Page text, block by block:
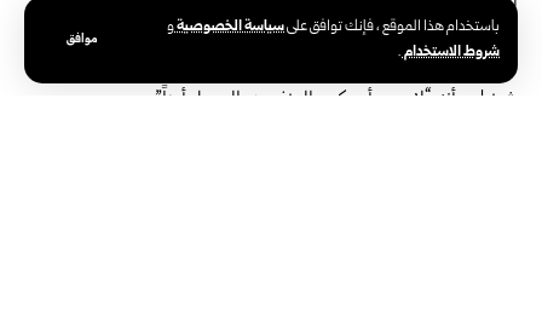
باستخدام هذا الموقع ، فإنك توافق علىسياسة الخصوصيةو
شروط الاستخدام.
موافق
من جهته أكد رئيس الوزراء الكندي مارك كارني رفض بلاده للعنف
السياسي في أي ديمقراطية، في حين شددت الرئيسة المكسيكية كلوديا
شينباوم أنه “لا يجب أن يكون العنف هو السبيل أبداً”.